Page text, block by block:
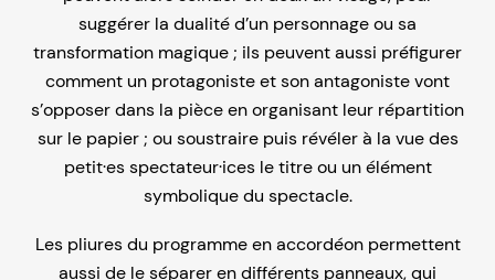
suggérer la dualité d’un personnage ou sa
transformation magique ; ils peuvent aussi préfigurer
comment un protagoniste et son antagoniste vont
s’opposer dans la pièce en organisant leur répartition
sur le papier ; ou soustraire puis révéler à la vue des
petit·es spectateur·ices le titre ou un élément
symbolique du spectacle.
Les pliures du programme en accordéon permettent
aussi de le séparer en différents panneaux, qui